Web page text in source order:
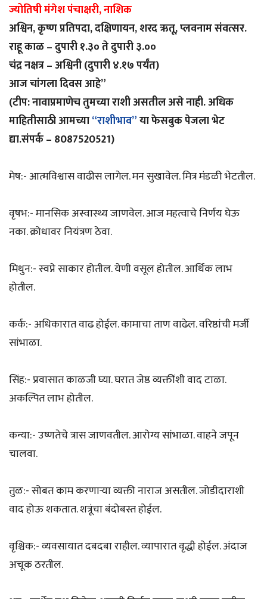
ज्योतिषी मंगेश पंचाक्षरी, नाशिक
अश्विन, कृष्ण प्रतिपदा, दक्षिणायन, शरद ऋतू, प्लवनाम संवत्सर.
राहू काळ – दुपारी १.३० ते दुपारी ३.००
चंद्र नक्षत्र – अश्विनी (दुपारी ४.१७ पर्यंत)
आज चांगला दिवस आहे”
(टीप: नावाप्रमाणेच तुमच्या राशी असतील असे नाही. अधिक
माहितीसाठी आमच्या“राशीभाव”या फेसबुक पेजला भेट
द्या.संपर्क – 8087520521)
मेष:- आत्मविश्वास वाढीस लागेल. मन सुखावेल. मित्र मंडळी भेटतील.
वृषभ:- मानसिक अस्वास्थ्य जाणवेल. आज महत्वाचे निर्णय घेऊ
नका. क्रोधावर नियंत्रण ठेवा.
मिथुन:- स्वप्ने साकार होतील. येणी वसूल होतील. आर्थिक लाभ
होतील.
कर्क:- अधिकारात वाढ होईल. कामाचा ताण वाढेल. वरिष्ठांची मर्जी
सांभाळा.
सिंह:- प्रवासात काळजी घ्या. घरात जेष्ठ व्यक्तींशी वाद टाळा.
अकल्पित लाभ होतील.
कन्या:- उष्णतेचे त्रास जाणवतील. आरोग्य सांभाळा. वाहने जपून
चालवा.
तुळ:- सोबत काम करणाऱ्या व्यक्ती नाराज असतील. जोडीदाराशी
वाद होऊ शकतात. शत्रूंचा बंदोबस्त होईल.
वृश्चिक:- व्यवसायात दबदबा राहील. व्यापारात वृद्धी होईल. अंदाज
अचूक ठरतील.